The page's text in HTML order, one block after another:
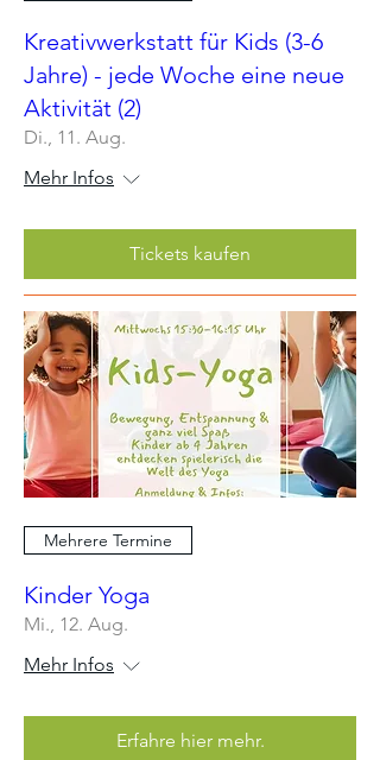
Kreativwerkstatt für Kids (3-6
Jahre) - jede Woche eine neue
Aktivität (2)
Di., 11. Aug.
Mehr Infos
Tickets kaufen
Mehrere Termine
Kinder Yoga
Mi., 12. Aug.
Mehr Infos
Erfahre hier mehr.